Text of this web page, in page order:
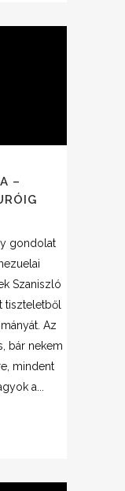
–
gondolat
Szaniszló
tiszteletből
Az
bár nekem
mindent
a...